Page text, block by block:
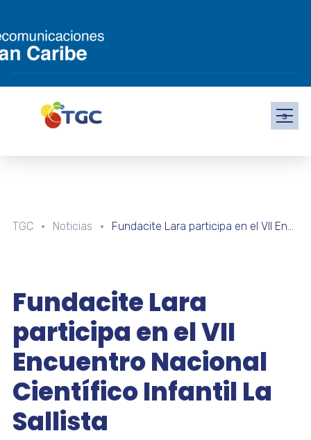
s
TGC Noticias Fundacite Lara participa en el VII Encuentro Nacional Científico Infantil La Sallista
Fundacite Lara
participa en el VII
Encuentro Nacional
Científico Infantil La
Sallista